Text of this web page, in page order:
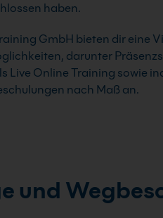
haben.
GmbH bieten dir eine
darunter
Live Online Training sowie
nach Maß an.
und